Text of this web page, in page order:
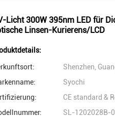
Licht 300W 395nm LED für
Linsen-Kurierens/LCD
Shenzhen,
Syochi
CE standard &
SL-1202028B-